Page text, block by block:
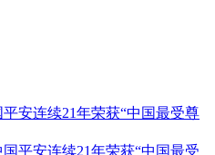
安连续21年荣获“中国最受尊